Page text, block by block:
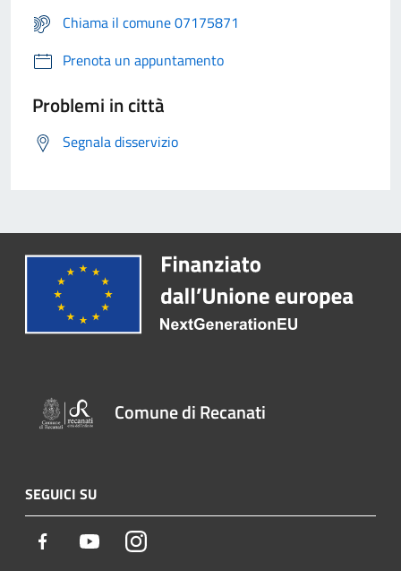
Chiama il comune 07175871
Prenota un appuntamento
Problemi in città
Segnala disservizio
Comune di Recanati
SEGUICI SU
Facebook YoutubeInstagram